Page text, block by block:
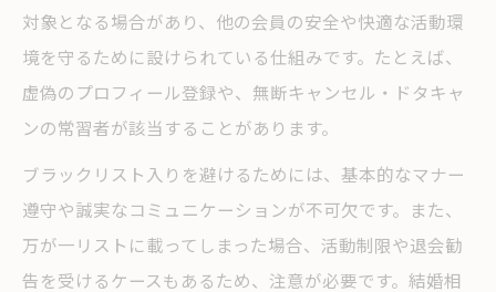
対象となる場合があり、他の会員の安全や快適な活動環
境を守るために設けられている仕組みです。たとえば、
虚偽のプロフィール登録や、無断キャンセル・ドタキャ
ンの常習者が該当することがあります。
ブラックリスト入りを避けるためには、基本的なマナー
遵守や誠実なコミュニケーションが不可欠です。また、
万が一リストに載ってしまった場合、活動制限や退会勧
告を受けるケースもあるため、注意が必要です。結婚相